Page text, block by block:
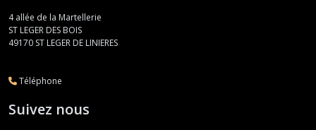
4 allée de la Martellerie
ST LEGER DES BOIS
49170 ST LEGER DE LINIERES
Téléphone
Suivez nous